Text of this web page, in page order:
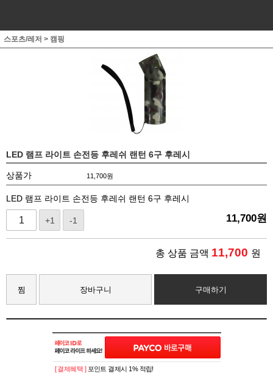
스포츠/레저 > 캠핑
LED 램프 라이트 손전등 후레쉬 랜턴 6구 후레시
상품가 11,700원
LED 램프 라이트 손전등 후레쉬 랜턴 6구 후레시
+1 -1 11,700원
총 상품 금액 11,700 원
찜 장바구니 구매하기
[ 결제혜택 ] 포인트 결제시 1% 적립!